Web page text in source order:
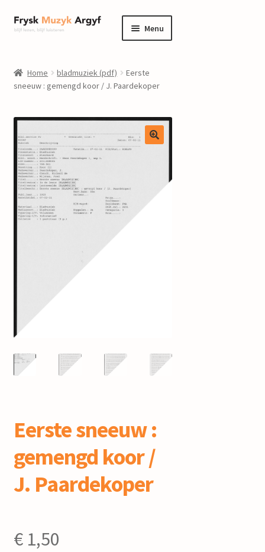
Ga
door
navigatie
Ga
naar
inhoud
Menu
informatie
Submenu
winkel
Submenu
uitvouwen
Componisten
nieuws
events
Home bladmuziek (pdf)
Eerste
sneeuw : gemengd koor / J. Paardekoper
Eerste sneeuw :
gemengd koor /
J. Paardekoper
€1,50